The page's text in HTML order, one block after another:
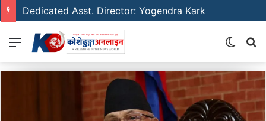
Emerging Film Writer: Sunil Neure
Menu
Switch